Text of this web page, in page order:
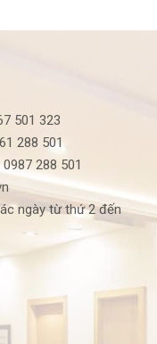
501 323
288 501
288 501
ngày từ thứ 2 đến